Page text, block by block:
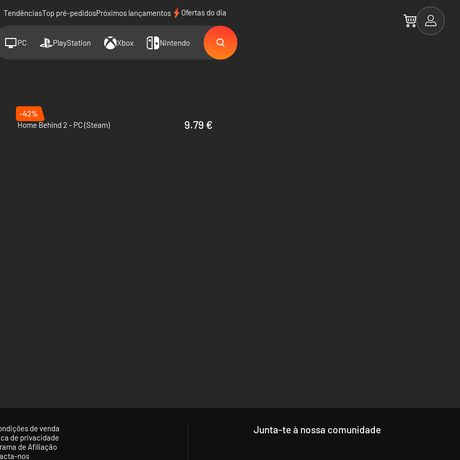
TendênciasTop pré-pedidosPróximos lançamentos Ofertas do dia
PC PlayStation Xbox Nintendo
-42%
Home Behind 2 - PC (Steam)
9.79 €
de venda
de privacidade
de Afiliação
nos
Junta-te à nossa comunidade